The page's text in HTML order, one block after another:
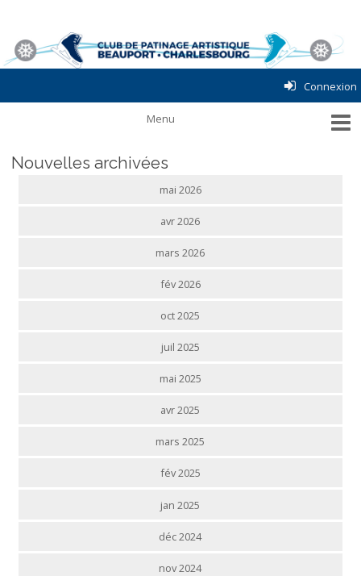
Connexion
Nouvelles archivées
mai 2026
avr 2026
mars 2026
fév 2026
oct 2025
juil 2025
mai 2025
avr 2025
mars 2025
fév 2025
jan 2025
déc 2024
nov 2024